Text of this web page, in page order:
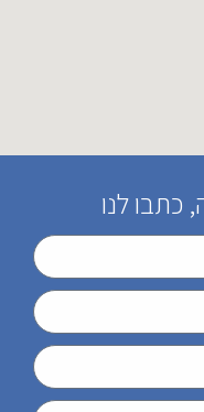
לנו